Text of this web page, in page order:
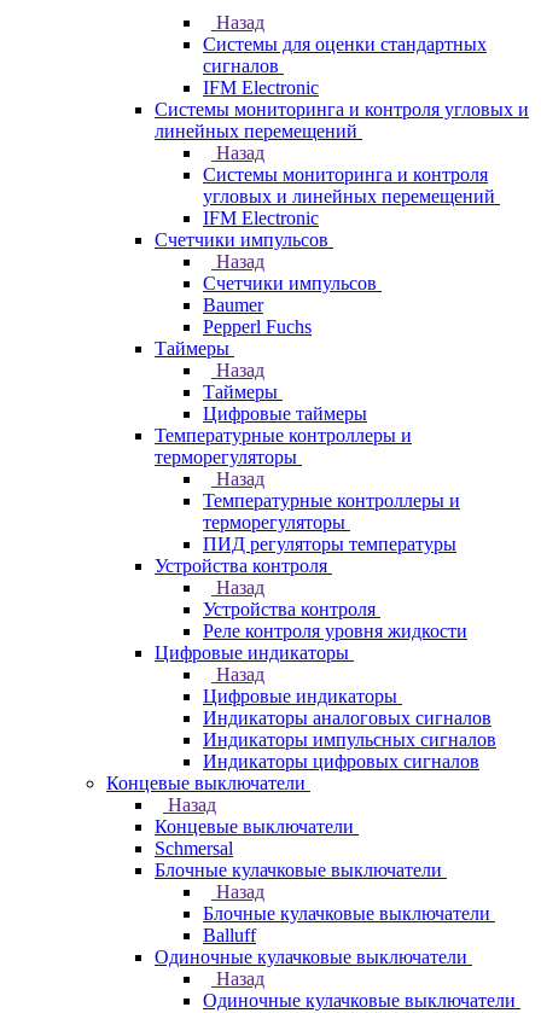
Назад
Системы для оценки стандартных
сигналов
IFM Electronic
Системы мониторинга и контроля угловых и
линейных перемещений
Назад
Системы мониторинга и контроля
угловых и линейных перемещений
IFM Electronic
Счетчики импульсов
Назад
Счетчики импульсов
Baumer
Pepperl Fuchs
Таймеры
Назад
Таймеры
Цифровые таймеры
Температурные контроллеры и
терморегуляторы
Назад
Температурные контроллеры и
терморегуляторы
ПИД регуляторы температуры
Устройства контроля
Назад
Устройства контроля
Реле контроля уровня жидкости
Цифровые индикаторы
Назад
Цифровые индикаторы
Индикаторы аналоговых сигналов
Индикаторы импульсных сигналов
Индикаторы цифровых сигналов
Концевые выключатели
Назад
Концевые выключатели
Schmersal
Блочные кулачковые выключатели
Назад
Блочные кулачковые выключатели
Balluff
Одиночные кулачковые выключатели
Назад
Одиночные кулачковые выключатели